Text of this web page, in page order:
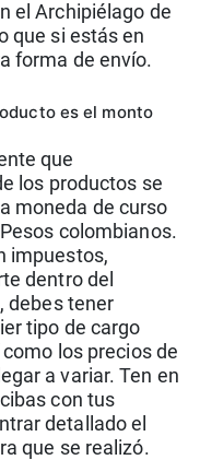
el Archipiélago de
que si estás en
forma de envío.
es el monto
que
los productos se
moneda de curso
colombianos.
impuestos,
dentro del
debes tener
tipo de cargo
los precios de
a variar. Ten en
con tus
detallado el
que se realizó.